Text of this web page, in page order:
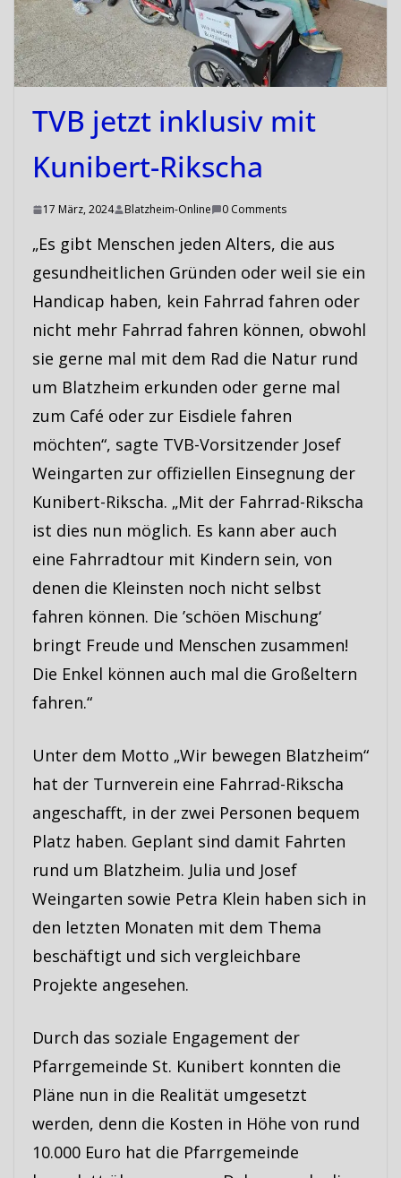
TVB jetzt inklusiv mit
Kunibert-Rikscha
17 März, 2024 Blatzheim-Online 0 Comments
„Es gibt Menschen jeden Alters, die aus
gesundheitlichen Gründen oder weil sie ein
Handicap haben, kein Fahrrad fahren oder
nicht mehr Fahrrad fahren können, obwohl
sie gerne mal mit dem Rad die Natur rund
um Blatzheim erkunden oder gerne mal
zum Café oder zur Eisdiele fahren
möchten“, sagte TVB-Vorsitzender Josef
Weingarten zur offiziellen Einsegnung der
Kunibert-Rikscha. „Mit der Fahrrad-Rikscha
ist dies nun möglich. Es kann aber auch
eine Fahrradtour mit Kindern sein, von
denen die Kleinsten noch nicht selbst
fahren können. Die ’schöen Mischung‘
bringt Freude und Menschen zusammen!
Die Enkel können auch mal die Großeltern
fahren.“
Unter dem Motto „Wir bewegen Blatzheim“
hat der Turnverein eine Fahrrad-Rikscha
angeschafft, in der zwei Personen bequem
Platz haben. Geplant sind damit Fahrten
rund um Blatzheim. Julia und Josef
Weingarten sowie Petra Klein haben sich in
den letzten Monaten mit dem Thema
beschäftigt und sich vergleichbare
Projekte angesehen.
Durch das soziale Engagement der
Pfarrgemeinde St. Kunibert konnten die
Pläne nun in die Realität umgesetzt
werden, denn die Kosten in Höhe von rund
10.000 Euro hat die Pfarrgemeinde